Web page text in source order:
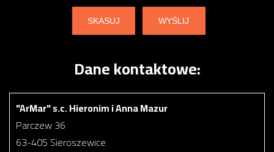
Dane kontaktowe:
"ArMar" s.c. Hieronim i Anna Mazur
Parczew 36
63-405 Sieroszewice